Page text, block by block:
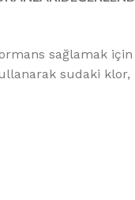
sağlamak
sudaki